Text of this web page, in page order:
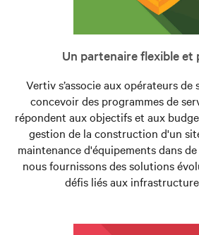
Un partenaire flexible et
Vertiv s’associe aux opérateurs
concevoir des programmes de
répondent aux objectifs et aux
gestion de la construction d'un
maintenance d'équipements dans
nous fournissons des solutions
défis liés aux